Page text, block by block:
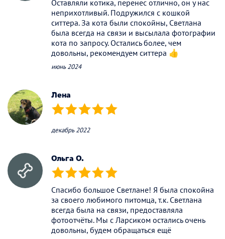
Оставляли котика, перенес отлично, он у нас
неприхотливый. Подружился с кошкой
ситтера. За кота были спокойны, Светлана
была всегда на связи и высылала фотографии
кота по запросу. Остались более, чем
довольны, рекомендуем ситтера 👍
июнь 2024
Лена
(*) (*) (*) (*) (*)
декабрь 2022
Ольга О.
(*) (*) (*) (*) (*)
Спасибо большое Светлане! Я была спокойна
за своего любимого питомца, т.к. Светлана
всегда была на связи, предоставляла
фотоотчёты. Мы с Ларсиком остались очень
довольны, будем обращаться ещё